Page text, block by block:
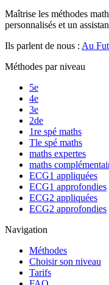
Maîtrise les méthodes
personnalisés et un
Ils parlent de nous : Au
Méthodes par niveau
5e
4e
3e
2de
1re spé maths
Tle spé maths
maths expertes
maths
ECG1 appliquées
ECG1 approfondies
ECG2 appliquées
ECG2 approfondies
Navigation
Méthodes
Choisir son niveau
Tarifs